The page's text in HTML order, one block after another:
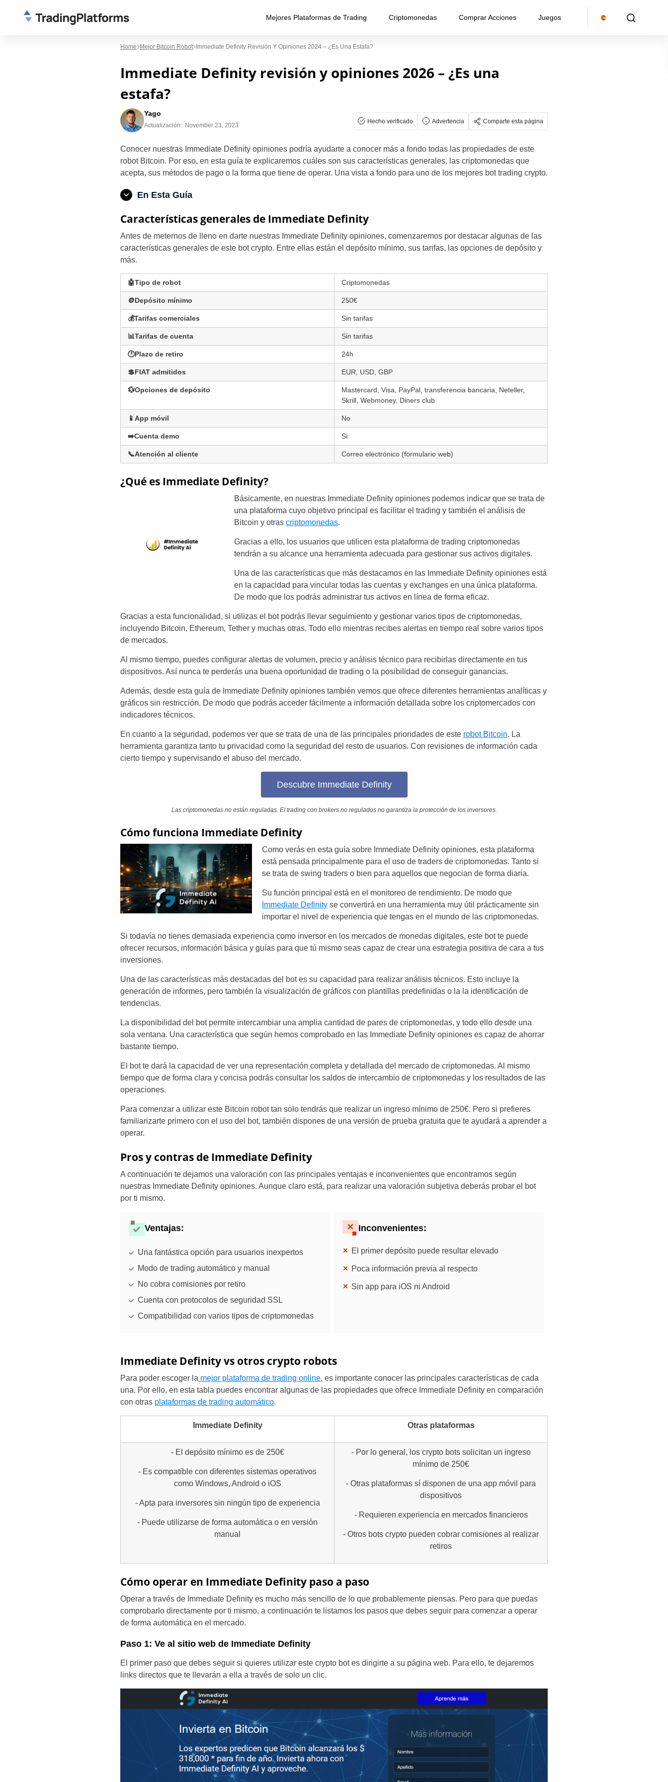
Mejores Plataformas de Trading Criptomonedas Comprar Acciones Juegos
United States
UAE Arabic
Brazil
Germany
Netherlands
Russia
Sweden
Turkey
Home Mejor Bitcoin Robot Immediate Definity Revisión Y Opiniones 2024 – ¿Es Una Estafa?
Immediate Definity revisión y opiniones 2026 – ¿Es una
estafa?
Yago
Actualización: November 23, 2023
Hecho verificado Advertencia Comparte esta página
Conocer nuestras Immediate Definity opiniones podría ayudarte a conocer más a fondo todas las propiedades de este
robot Bitcoin. Por eso, en esta guía te explicaremos cuáles son sus características generales, las criptomonedas que
acepta, sus métodos de pago o la forma que tiene de operar. Una vista a fondo para uno de los mejores bot trading crypto.
En Esta Guía
Características generales de Immediate Definity
Antes de meternos de lleno en darte nuestras Immediate Definity opiniones, comenzaremos por destacar algunas de las
características generales de este bot crypto. Entre ellas están el depósito mínimo, sus tarifas, las opciones de depósito y
más.
🤖Tipo de robot Criptomonedas
🪙Depósito mínimo 250€
💰Tarifas comerciales Sin tarifas
📊Tarifas de cuenta Sin tarifas
🕐Plazo de retiro 24h
💲FIAT admitidos EUR, USD, GBP
💱Opciones de depósito
Mastercard, Visa, PayPal, transferencia bancaria, Neteller,
Skrill, Webmoney, Diners club
📱 App móvil No
➡️Cuenta demo Sí
📞Atención al cliente Correo electrónico (formulario web)
¿Qué es Immediate Definity?
Básicamente, en nuestras Immediate Definity opiniones podemos indicar que se trata de
una plataforma cuyo objetivo principal es facilitar el trading y también el análisis de
Bitcoin y otras criptomonedas.
Gracias a ello, los usuarios que utilicen esta plataforma de trading criptomonedas
tendrán a su alcance una herramienta adecuada para gestionar sus activos digitales.
Una de las características que más destacamos en las Immediate Definity opiniones está
en la capacidad para vincular todas las cuentas y exchanges en una única plataforma.
De modo que los podrás administrar tus activos en línea de forma eficaz.
Gracias a esta funcionalidad, si utilizas el bot podrás llevar seguimiento y gestionar varios tipos de criptomonedas,
incluyendo Bitcoin, Ethereum, Tether y muchas otras. Todo ello mientras recibes alertas en tiempo real sobre varios tipos
de mercados.
Al mismo tiempo, puedes configurar alertas de volumen, precio y análisis técnico para recibirlas directamente en tus
dispositivos. Así nunca te perderás una buena oportunidad de trading o la posibilidad de conseguir ganancias.
Además, desde esta guía de Immediate Definity opiniones también vemos que ofrece diferentes herramientas analíticas y
gráficos sin restricción. De modo que podrás acceder fácilmente a información detallada sobre los criptomercados con
indicadores técnicos.
En cuanto a la seguridad, podemos ver que se trata de una de las principales prioridades de este robot Bitcoin. La
herramienta garantiza tanto tu privacidad como la seguridad del resto de usuarios. Con revisiones de información cada
cierto tiempo y supervisando el abuso del mercado.
Descubre Immediate Definity
Las criptomonedas no están reguladas. El trading con brokers no regulados no garantiza la protección de los inversores.
Cómo funciona Immediate Definity
Como verás en esta guía sobre Immediate Definity opiniones, esta plataforma
está pensada principalmente para el uso de traders de criptomonedas. Tanto si
se trata de swing traders o bien para aquellos que negocian de forma diaria.
Su función principal está en el monitoreo de rendimiento. De modo que
Immediate Definity se convertirá en una herramienta muy útil prácticamente sin
importar el nivel de experiencia que tengas en el mundo de las criptomonedas.
Si todavía no tienes demasiada experiencia como inversor en los mercados de monedas digitales, este bot te puede
ofrecer recursos, información básica y guías para que tú mismo seas capaz de crear una estrategia positiva de cara a tus
inversiones.
Una de las características más destacadas del bot es su capacidad para realizar análisis técnicos. Esto incluye la
generación de informes, pero también la visualización de gráficos con plantillas predefinidas o la la identificación de
tendencias.
La disponibilidad del bot permite intercambiar una amplia cantidad de pares de criptomonedas, y todo ello desde una
sola ventana. Una característica que según hemos comprobado en las Immediate Definity opiniones es capaz de ahorrar
bastante tiempo.
El bot te dará la capacidad de ver una representación completa y detallada del mercado de criptomonedas. Al mismo
tiempo que de forma clara y concisa podrás consultar los saldos de intercambio de criptomonedas y los resultados de las
operaciones.
Para comenzar a utilizar este Bitcoin robot tan solo tendrás que realizar un ingreso mínimo de 250€. Pero si prefieres
familiarizarte primero con el uso del bot, también dispones de una versión de prueba gratuita que te ayudará a aprender a
operar.
Pros y contras de Immediate Definity
A continuación te dejamos una valoración con las principales ventajas e inconvenientes que encontramos según
nuestras Immediate Definity opiniones. Aunque claro está, para realizar una valoración subjetiva deberás probar el bot
por ti mismo.
Ventajas:
Una fantástica opción para usuarios inexpertos
Modo de trading automático y manual
No cobra comisiones por retiro
Cuenta con protocolos de seguridad SSL
Compatibilidad con varios tipos de criptomonedas
Inconvenientes:
El primer depósito puede resultar elevado
Poca información previa al respecto
Sin app para iOS ni Android
Immediate Definity vs otros crypto robots
Para poder escoger la mejor plataforma de trading online, es importante conocer las principales características de cada
una. Por ello, en esta tabla puedes encontrar algunas de las propiedades que ofrece Immediate Definity en comparación
con otras plataformas de trading automático.
Immediate Definity Otras plataformas
- El depósito mínimo es de 250€
- Es compatible con diferentes sistemas operativos
como Windows, Android o iOS
- Apta para inversores sin ningún tipo de experiencia
- Puede utilizarse de forma automática o en versión
manual
- Por lo general, los crypto bots solicitan un ingreso
mínimo de 250€
- Otras plataformas sí disponen de una app móvil para
dispositivos
- Requieren experiencia en mercados financieros
- Otros bots crypto pueden cobrar comisiones al realizar
retiros
Cómo operar en Immediate Definity paso a paso
Operar a través de Immediate Definity es mucho más sencillo de lo que probablemente piensas. Pero para que puedas
comprobarlo directamente por ti mismo, a continuación te listamos los pasos que debes seguir para comenzar a operar
de forma automática en el mercado.
Paso 1: Ve al sitio web de Immediate Definity
El primer paso que debes seguir si quieres utilizar este crypto bot es dirigirte a su página web. Para ello, te dejaremos
links directos que te llevarán a ella a través de solo un clic.